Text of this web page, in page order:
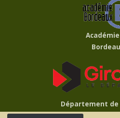
Département de